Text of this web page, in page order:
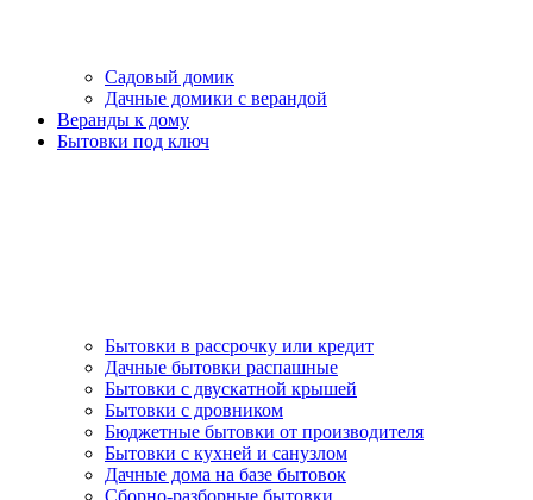
Садовый домик
Дачные домики с верандой
Веранды к дому
Бытовки под ключ
Бытовки в рассрочку или кредит
Дачные бытовки распашные
Бытовки с двускатной крышей
Бытовки с дровником
Бюджетные бытовки от производителя
Бытовки с кухней и санузлом
Дачные дома на базе бытовок
Сборно-разборные бытовки